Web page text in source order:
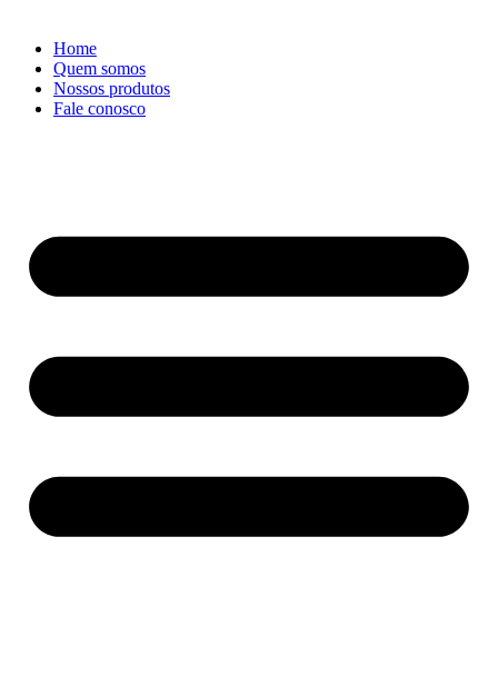
Home
Quem somos
Nossos produtos
Fale conosco